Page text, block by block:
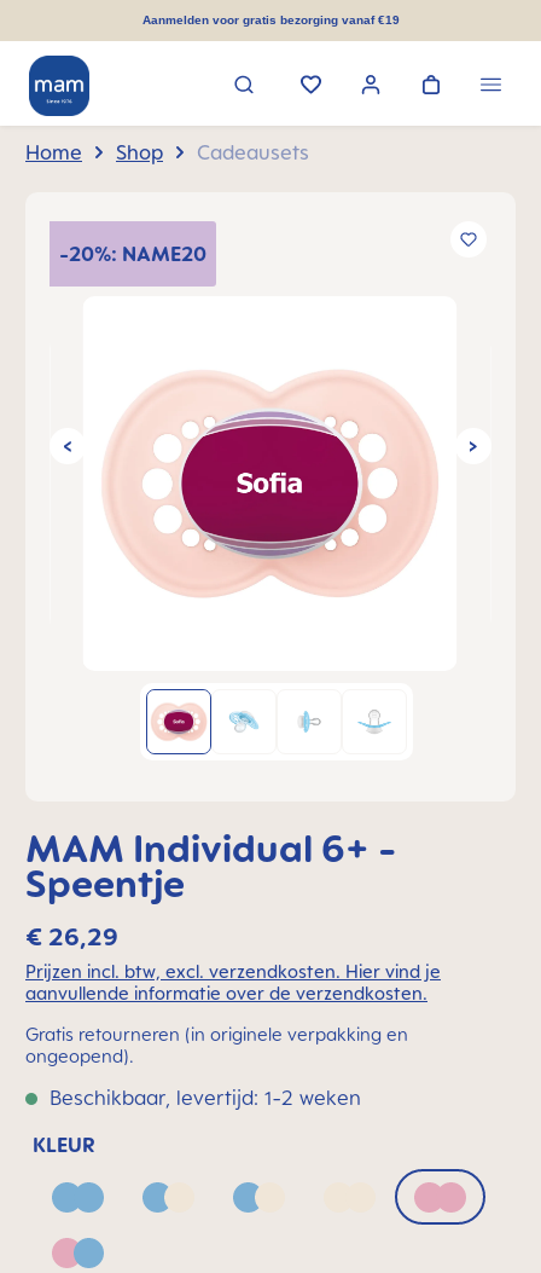
Aanmelden voor gratis bezorging vanaf €19
Home Shop Cadeausets
-20%: NAME20
MAM Individual 6+ -
Speentje
€ 26,29
Prijzen incl. btw, excl. verzendkosten. Hier vind je
aanvullende informatie over de verzendkosten.
Gratis retourneren (in originele verpakking en
ongeopend).
Beschikbaar, levertijd: 1-2 weken
KLEUR
Blue Blue & Neutral bronze print
Blue & Neutral grey print
Neutral bronze print
Pink
Pink & Blue